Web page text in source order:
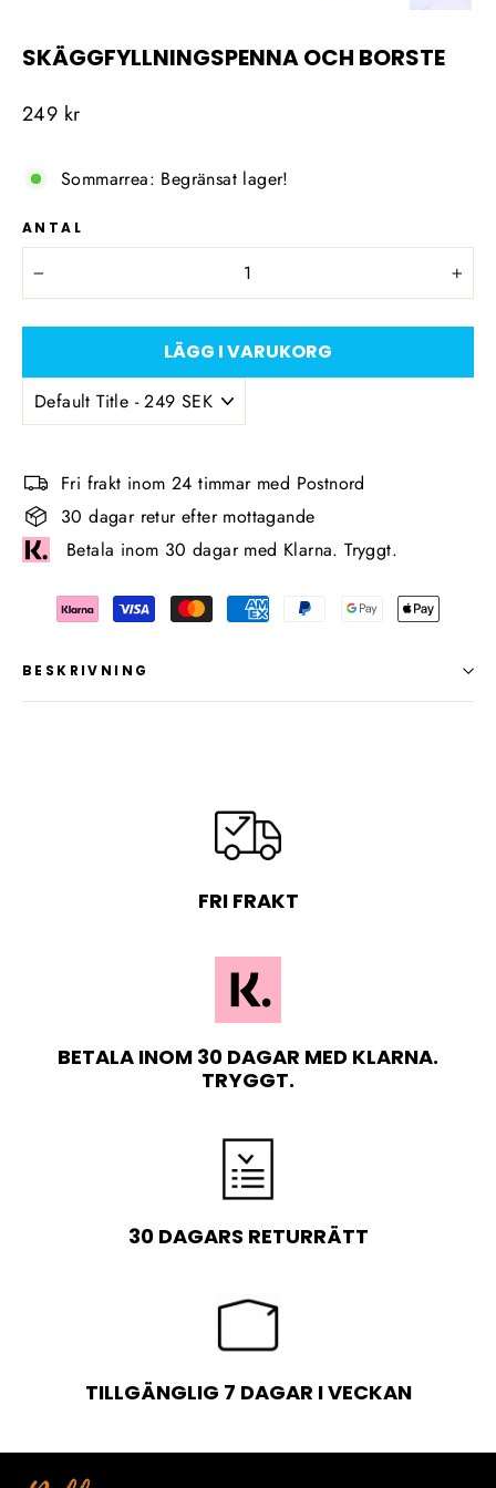
SKÄGGFYLLNINGSPENNA OCH BORSTE
Ordinarie
249 kr
Sommarrea: Begränsat lager!
ANTAL
+
LÄGG I VARUKORG
Fri frakt inom 24 timmar med Postnord
30 dagar retur efter mottagande
Betala inom 30 dagar med Klarna. Tryggt.
BESKRIVNING
FRI FRAKT
BETALA INOM 30 DAGAR MED KLARNA.
TRYGGT.
30 DAGARS RETURRÄTT
TILLGÄNGLIG 7 DAGAR I VECKAN